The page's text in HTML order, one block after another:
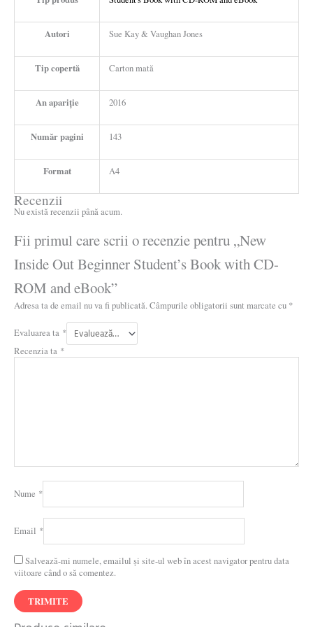
Autori Sue Kay & Vaughan Jones
Tip copertă Carton mată
An apariție 2016
Număr pagini 143
Format A4
Recenzii
Nu există recenzii până acum.
Fii primul care scrii o recenzie pentru „New
Inside Out Beginner Student’s Book with CD-
ROM and eBook”
Adresa ta de email nu va fi publicată. Câmpurile obligatorii sunt marcate cu *
Evaluarea ta *
Recenzia ta *
Nume *
Email *
Salvează-mi numele, emailul și site-ul web în acest navigator pentru data
viitoare când o să comentez.